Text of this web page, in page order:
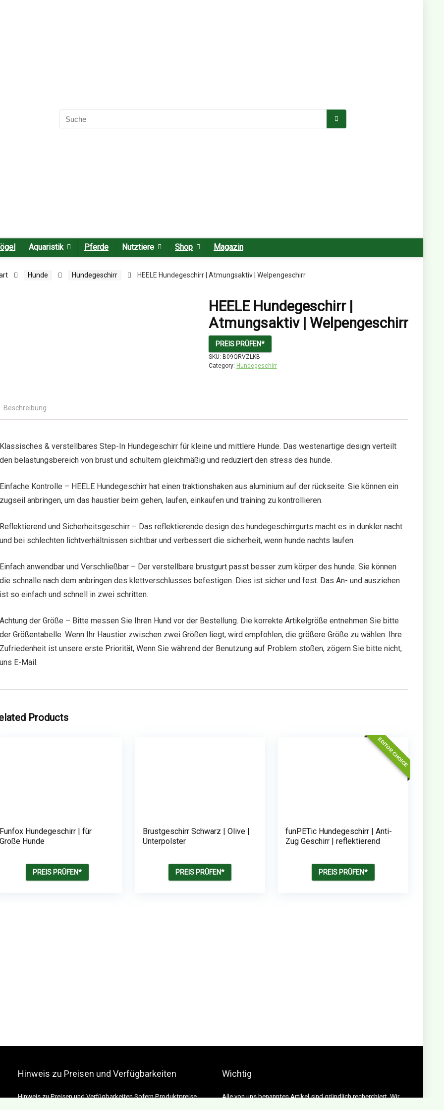
Aquaristik Pferde Nutztiere Shop Magazin
Hunde Hundegeschirr HEELE Hundegeschirr | Atmungsaktiv | Welpengeschirr
HEELE Hundegeschirr |
Atmungsaktiv | Welpengeschirr
PREIS PRÜFEN*
SKU: B09QRVZLKB
Category: Hundegeschirr
Beschreibung
Klassisches & verstellbares Step-In Hundegeschirr für kleine und mittlere Hunde. Das westenartige design verteilt
den belastungsbereich von brust und schultern gleichmäßig und reduziert den stress des hunde.
Einfache Kontrolle – HEELE Hundegeschirr hat einen traktionshaken aus aluminium auf der rückseite. Sie können ein
zugseil anbringen, um das haustier beim gehen, laufen, einkaufen und training zu kontrollieren.
Reflektierend und Sicherheitsgeschirr – Das reflektierende design des hundegeschirrgurts macht es in dunkler nacht
und bei schlechten lichtverhältnissen sichtbar und verbessert die sicherheit, wenn hunde nachts laufen.
Einfach anwendbar und Verschließbar – Der verstellbare brustgurt passt besser zum körper des hunde. Sie können
die schnalle nach dem anbringen des klettverschlusses befestigen. Dies ist sicher und fest. Das An- und ausziehen
ist so einfach und schnell in zwei schritten.
Achtung der Größe – Bitte messen Sie Ihren Hund vor der Bestellung. Die korrekte Artikelgröße entnehmen Sie bitte
der Größentabelle. Wenn Ihr Haustier zwischen zwei Größen liegt, wird empfohlen, die größere Größe zu wählen. Ihre
Zufriedenheit ist unsere erste Priorität, Wenn Sie während der Benutzung auf Problem stoßen, zögern Sie bitte nicht,
uns E-Mail.
Products
Funfox Hundegeschirr | für
Große Hunde
PREIS PRÜFEN*
Brustgeschirr Schwarz | Olive |
Unterpolster
PREIS PRÜFEN*
EDITOR CHOICE
funPETic Hundegeschirr | Anti-
Zug Geschirr | reflektierend
PREIS PRÜFEN*
Hinweis zu Preisen und Verfügbarkeiten
Hinweis zu Preisen und Verfügbarkeiten Sofern Produktpreise
Wichtig
Alle von uns benannten Artikel sind gründlich recherchiert. Wir